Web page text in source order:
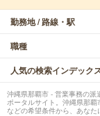
勤務地 / 路線・駅
職種
人気の検索インデック
沖縄県那覇市 - 営業事務の派
ポータルサイト。沖縄県那
などの希望条件から、あなた